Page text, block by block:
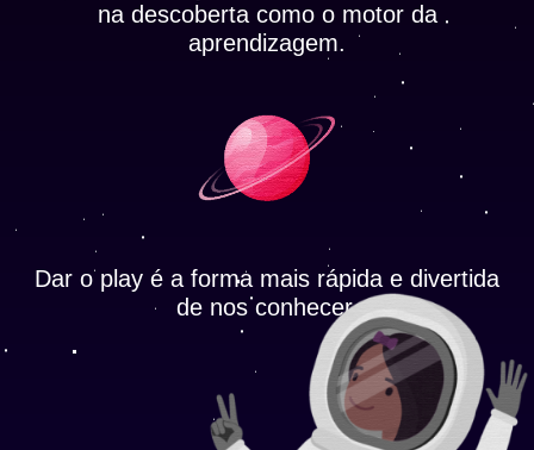
na descoberta como o motor da
aprendizagem.
Dar o play é a forma mais rápida e divertida
de nos conhecer.